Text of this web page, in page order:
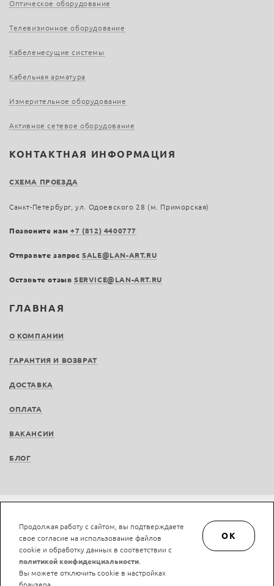
ГЛАВНАЯ
О КОМПАНИИ
ГАРАНТИЯ И ВОЗВРАТ
ДОСТАВКА
ОПЛАТА
ВАКАНСИИ
БЛОГ
Оптическое оборудование
Телевизионное оборудование
Кабеленесущие системы
Кабельная арматура
Измерительное оборудование
Активное сетевое оборудование
КОНТАКТНАЯ ИНФОРМАЦИЯ
СХЕМА ПРОЕЗДА
Санкт-Петербург, ул. Одоевского 28 (м. Приморская)
Позвоните нам+7 (812) 4400777
Отправьте запросSALE@LAN-ART.RU
Оставьте отзыв SERVICE@LAN-ART.RU
Не является публичной офертой © LAN-art.ru, 2013—2026. Все права защищены.
Политика конфиденциальности.
Положение об обработке и защите персональных
данных.
Продолжая работу с сайтом, вы подтверждаете
свое согласие на использование файлов
cookie и обработку данных в соответствии с
политикой конфиденциальности
Вы можете отключить cookie в настройках
OK